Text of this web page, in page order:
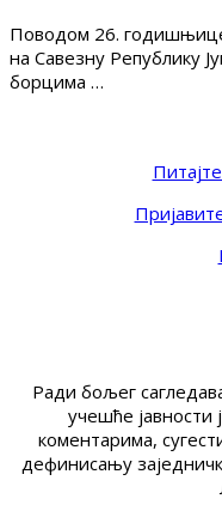
Поводом 26.
на Савезну Републику
борцима …
Ради бољег
учешће јавности
коментарима,
дефинисању